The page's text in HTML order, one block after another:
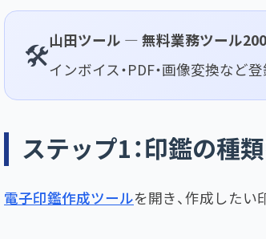
🛠️
山田ツール — 無料業務ツール
インボイス・PDF・画像変換など
ステップ1：印鑑の種
電子印鑑作成ツールを開き、作成したい